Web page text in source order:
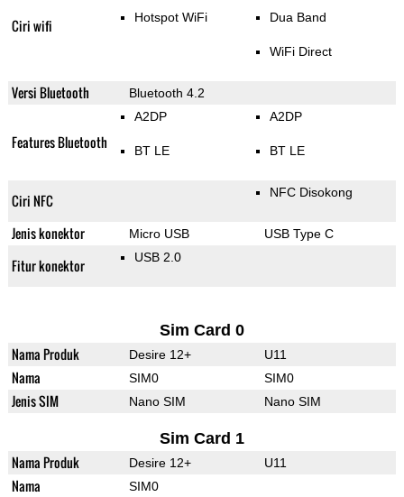
Ciri wifi Hotspot WiFi Dua Band
WiFi Direct
Versi Bluetooth Bluetooth 4.2
Features Bluetooth
A2DP
BT LE
A2DP
BT LE
Ciri NFC NFC Disokong
Jenis konektor Micro USB USB Type C
Fitur konektor USB 2.0
Sim Card 0
Nama Produk Desire 12+ U11
Nama SIM0 SIM0
Jenis SIM Nano SIM Nano SIM
Sim Card 1
Nama Produk Desire 12+ U11
Nama SIM0